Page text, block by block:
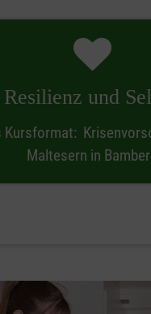
und
Kursformat:
Maltesern in